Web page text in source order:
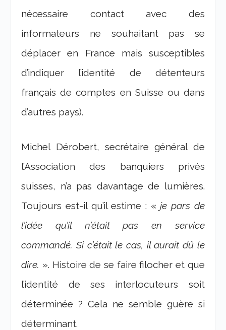
nécessaire contact avec des
informateurs ne souhaitant pas se
déplacer en France mais susceptibles
d’indiquer l’identité de détenteurs
français de comptes en Suisse ou dans
d’autres pays).
Michel Dérobert, secrétaire général de
l’Association des banquiers privés
suisses, n’a pas davantage de lumières.
Toujours est-il qu’il estime : «je pars de
l’idée qu’il n’était pas en service
commandé. Si c’était le cas, il aurait dû le
dire. ». Histoire de se faire filocher et que
l’identité de ses interlocuteurs soit
déterminée ? Cela ne semble guère si
déterminant.